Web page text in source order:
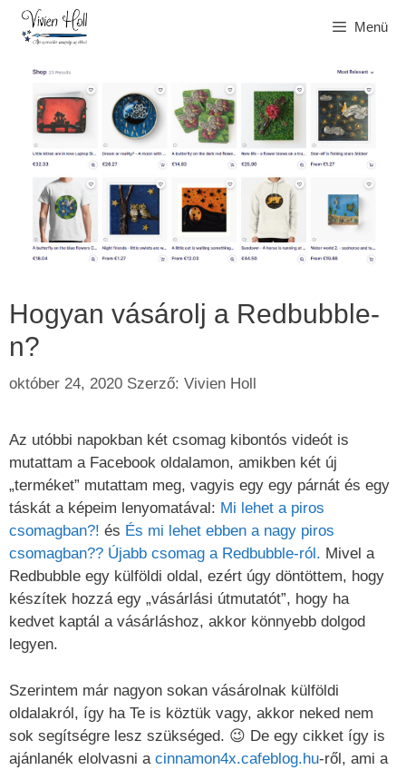
Kilépés
Menü
Hogyan vásárolj a Redbubble-
n?
október 24, 2020 Szerző: Vivien Holl
Az utóbbi napokban két csomag kibontós videót is
mutattam a Facebook oldalamon, amikben két új
„terméket” mutattam meg, vagyis egy egy párnát és egy
táskát a képeim lenyomatával: Mi lehet a piros
csomagban?! és És mi lehet ebben a nagy piros
csomagban?? Újabb csomag a Redbubble-ról. Mivel a
Redbubble egy külföldi oldal, ezért úgy döntöttem, hogy
készítek hozzá egy „vásárlási útmutatót”, hogy ha
kedvet kaptál a vásárláshoz, akkor könnyebb dolgod
legyen.
Szerintem már nagyon sokan vásárolnak külföldi
oldalakról, így ha Te is köztük vagy, akkor neked nem
sok segítségre lesz szükséged. 😉 De egy cikket így is
ajánlanék elolvasni a cinnamon4x.cafeblog.hu-ről, ami a